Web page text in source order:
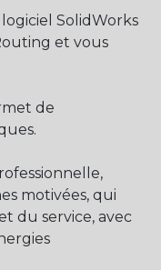
SolidWorks
et vous
de
motivées, qui
du service, avec